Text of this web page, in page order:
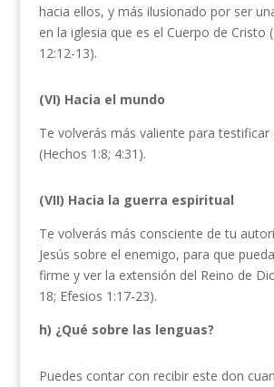
hacia ellos, y más ilusionado por ser
en la iglesia que es el Cuerpo de Cristo
12:12-13).
(VI) Hacia el mundo
Te volverás más valiente para testificar
(Hechos 1:8; 4:31).
(VII) Hacia la guerra espiritual
Te volverás más consciente de tu
Jesús sobre el enemigo, para que
firme y ver la extensión del Reino de
18; Efesios 1:17-23).
h) ¿Qué sobre las lenguas?
Puedes contar con recibir este don